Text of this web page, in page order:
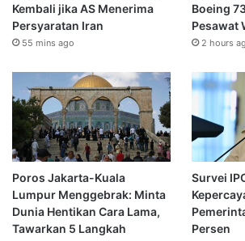
Kembali jika AS Menerima
Persyaratan Iran
55 mins ago
Boeing
Pesawat
2 hours
Poros Jakarta-Kuala
Lumpur Menggebrak: Minta
Dunia Hentikan Cara Lama,
Tawarkan 5 Langkah
Survei
Persen